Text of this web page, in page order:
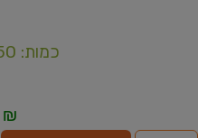
כמות: 50
₪